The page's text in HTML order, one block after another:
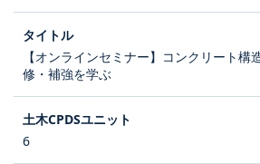
【オンラインセミナー】コンクリート構
修・補強を学ぶ
6